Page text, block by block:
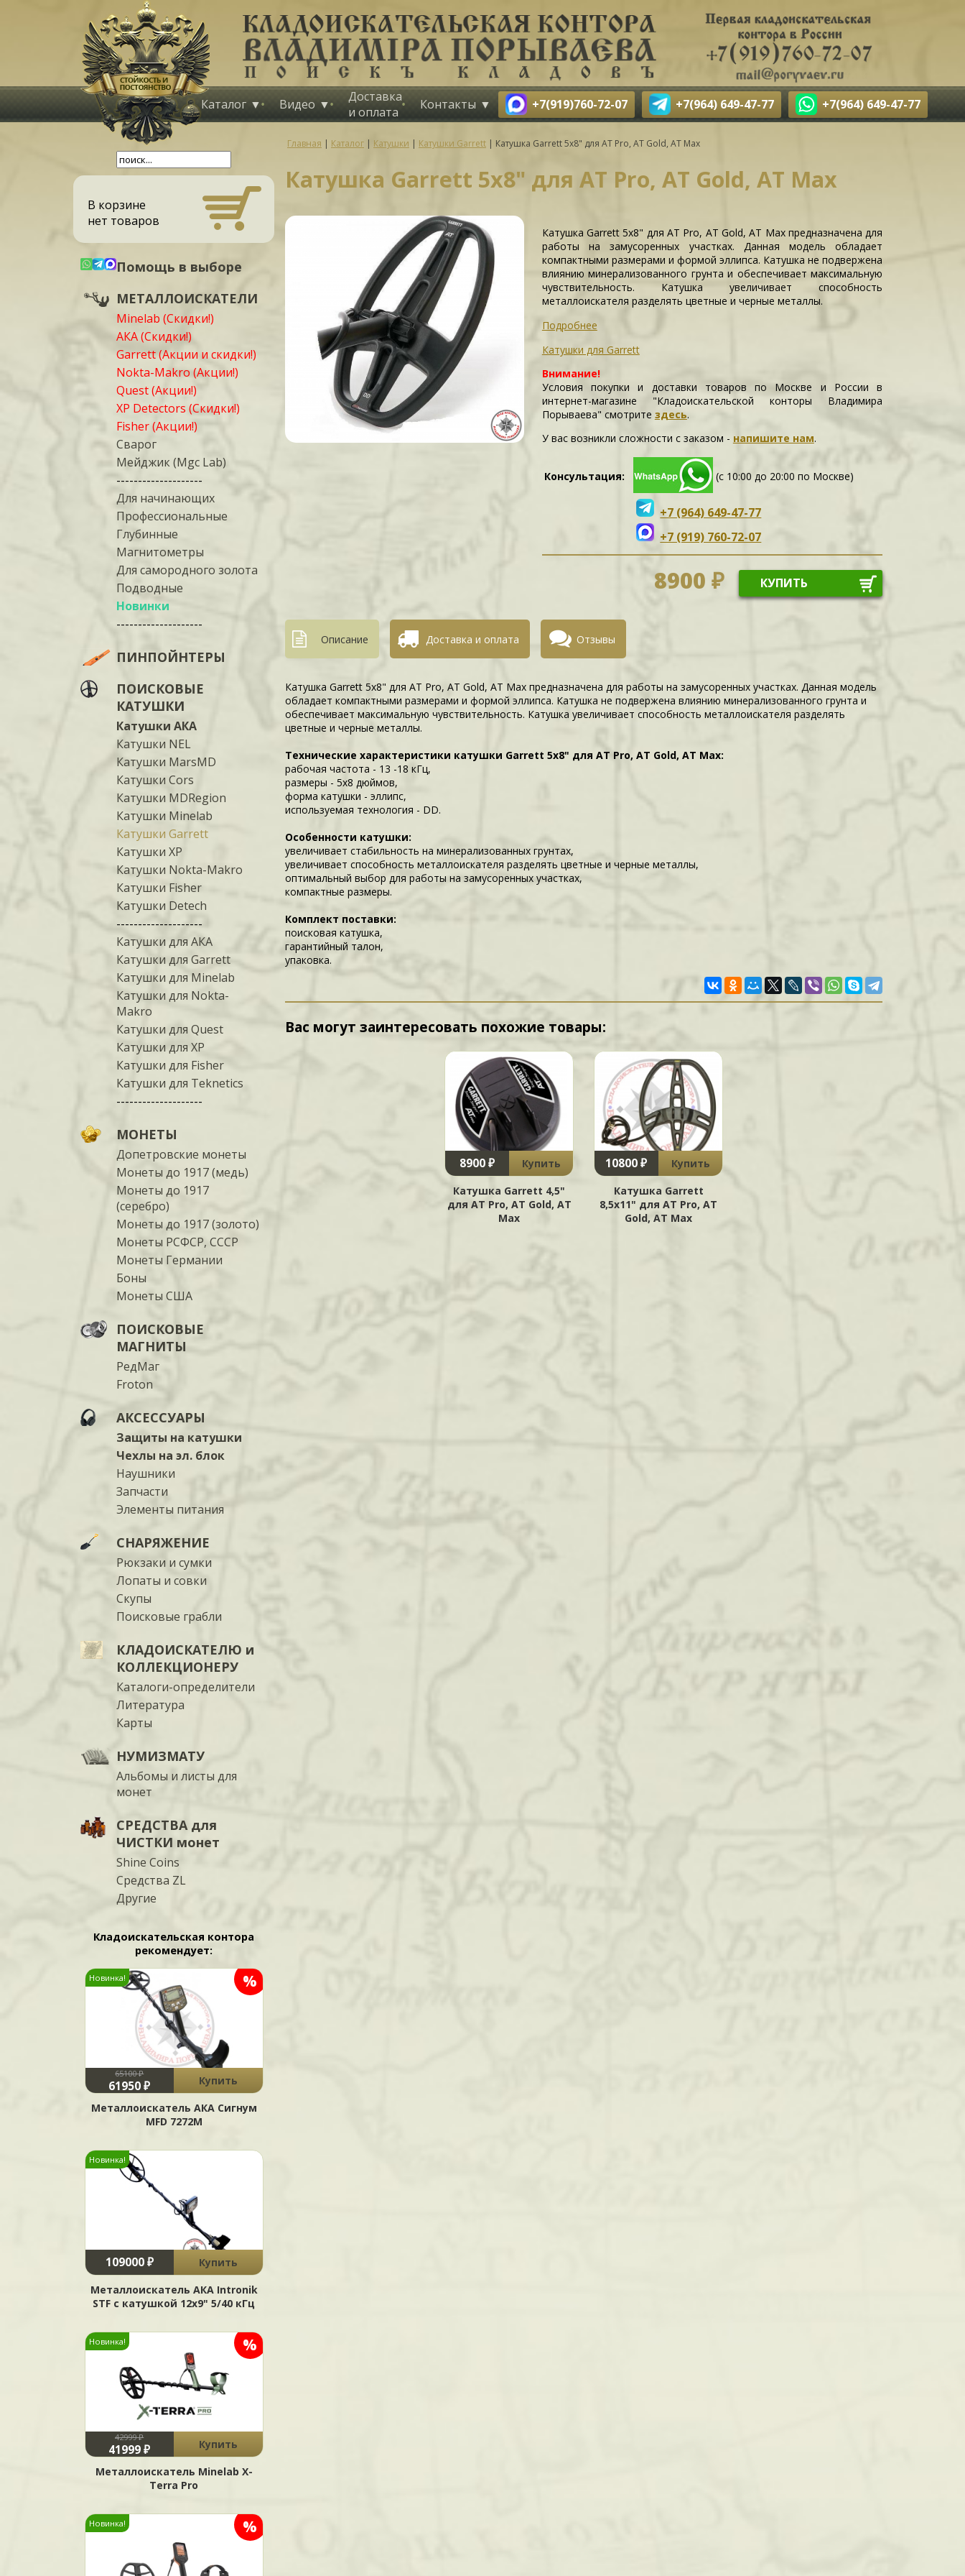
Каталог Видео
Доставка
и оплата
Контакты +7(919)760-72-07 +7(964) 649-47-77 +7(964) 649-47-77
В корзине
нет товаров
Помощь в выборе
МЕТАЛЛОИСКАТЕЛИ
Minelab (Скидки!)
АКА (Скидки!)
Garrett (Акции и скидки!)
Nokta-Makro (Акции!)
Quest (Акции!)
XP Detectors (Скидки!)
Fisher (Акции!)
Сварог
Мейджик (Mgc Lab)
--------------------
Для начинающих
Профессиональные
Глубинные
Магнитометры
Для самородного золота
Подводные
Новинки
--------------------
ПИНПОЙНТЕРЫ
ПОИСКОВЫЕ
КАТУШКИ
Катушки АКА
Катушки NEL
Катушки MarsMD
Катушки Cors
Катушки MDRegion
Катушки Minelab
Катушки Garrett
Катушки XP
Катушки Nokta-Makro
Катушки Fisher
Катушки Detech
--------------------
Катушки для АКА
Катушки для Garrett
Катушки для Minelab
Катушки для Nokta-
Makro
Катушки для Quest
Катушки для XP
Катушки для Fisher
Катушки для Teknetics
--------------------
МОНЕТЫ
Допетровские монеты
Монеты до 1917 (медь)
Монеты до 1917
(серебро)
Монеты до 1917 (золото)
Монеты РСФСР, СССР
Монеты Германии
Боны
Монеты США
ПОИСКОВЫЕ
МАГНИТЫ
РедМаг
Froton
АКСЕССУАРЫ
Защиты на катушки
Чехлы на эл. блок
Наушники
Запчасти
Элементы питания
СНАРЯЖЕНИЕ
Рюкзаки и сумки
Лопаты и совки
Скупы
Поисковые грабли
КЛАДОИСКАТЕЛЮ и
КОЛЛЕКЦИОНЕРУ
Каталоги-определители
Литература
Карты
НУМИЗМАТУ
Альбомы и листы для
монет
СРЕДСТВА для
ЧИСТКИ монет
Shine Coins
Средства ZL
Другие
Кладоискательская контора
рекомендует:
%
Новинка!
65100 ₽
61950 ₽
Купить
Металлоискатель АКА Сигнум
MFD 7272М
Новинка!
109000 ₽
Купить
Металлоискатель АКА Intronik
STF c катушкой 12x9" 5/40 кГц
%
Новинка!
42999 ₽
41999 ₽
Купить
Металлоискатель Minelab X-
Terra Pro
%
Новинка!
Главная | Каталог | Катушки | Катушки Garrett | Катушка Garrett 5х8" для AT Pro, AT Gold, AT Max
Катушка Garrett 5х8" для AT Pro, AT Gold, AT Max
Катушка Garrett 5х8" для AT Pro, AT Gold, AT Max предназначена для
работы на замусоренных участках. Данная модель обладает
компактными размерами и формой эллипса. Катушка не подвержена
влиянию минерализованного грунта и обеспечивает максимальную
чувствительность. Катушка увеличивает способность
металлоискателя разделять цветные и черные металлы.
Подробнее
Катушки для Garrett
Внимание!
Условия покупки и доставки товаров по Москве и России в
интернет-магазине "Кладоискательской конторы Владимира
Порываева" смотрите здесь.
У вас возникли сложности c заказом - напишите нам.
Консультация: (с 10:00 до 20:00 по Москве)
+7 (964) 649-47-77
+7 (919) 760-72-07
8900 ₽ КУПИТЬ
Описание Доставка и оплата Отзывы
Катушка Garrett 5х8" для AT Pro, AT Gold, AT Max предназначена для работы на замусоренных участках. Данная модель
обладает компактными размерами и формой эллипса. Катушка не подвержена влиянию минерализованного грунта и
обеспечивает максимальную чувствительность. Катушка увеличивает способность металлоискателя разделять
цветные и черные металлы.
Технические характеристики катушки Garrett 5х8" для AT Pro, AT Gold, AT Max:
рабочая частота - 13 -18 кГц,
размеры - 5х8 дюймов,
форма катушки - эллипс,
используемая технология - DD.
Особенности катушки:
увеличивает стабильность на минерализованных грунтах,
увеличивает способность металлоискателя разделять цветные и черные металлы,
оптимальный выбор для работы на замусоренных участках,
компактные размеры.
Комплект поставки:
поисковая катушка,
гарантийный талон,
упаковка.
Вас могут заинтересовать похожие товары:
8900 ₽
Купить
Катушка Garrett 4,5"
для AT Pro, AT Gold, AT
Max
10800 ₽
Купить
Катушка Garrett
8,5x11" для AT Pro, AT
Gold, AT Max